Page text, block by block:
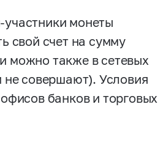
монеты
свой счет на сумму
можно также в сетевых
не совершают). Условия
банков и торговых